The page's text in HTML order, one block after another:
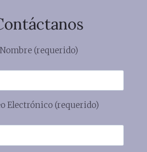
Nombre (requerido)
Electrónico (requerido)